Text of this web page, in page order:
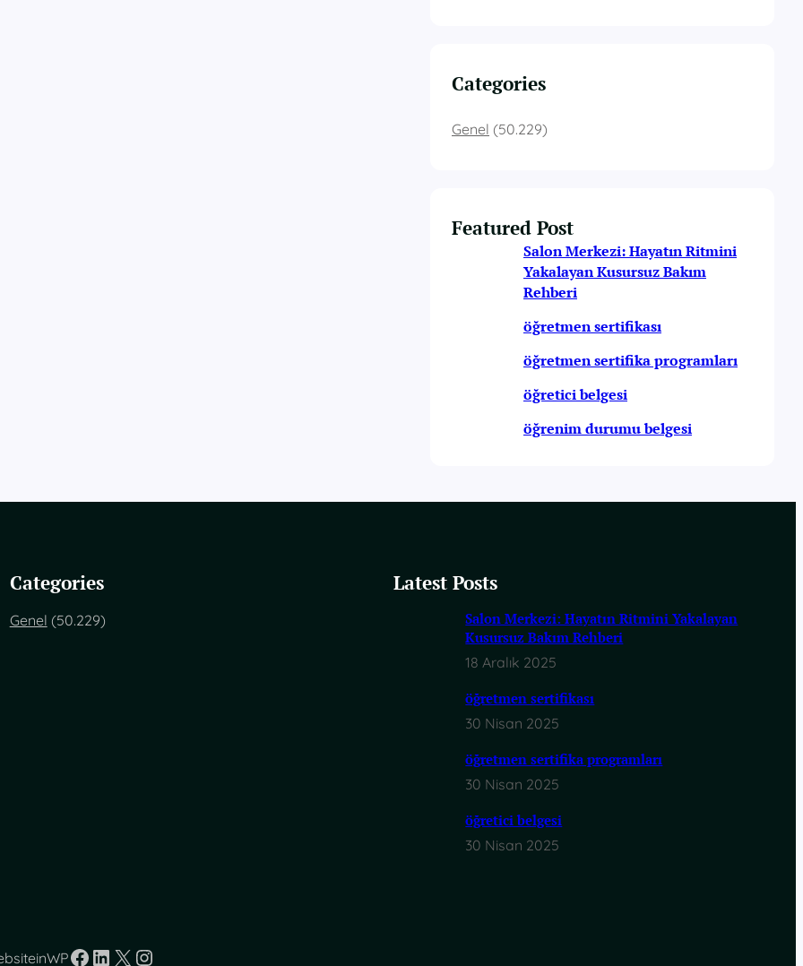
Categories
Genel (50.229)
Featured Post
Salon Merkezi: Hayatın Ritmini
Yakalayan Kusursuz Bakım
Rehberi
öğretmen sertifikası
öğretmen sertifika programları
öğretici belgesi
öğrenim durumu belgesi
Categories
Genel (50.229)
Latest Posts
Salon Merkezi: Hayatın Ritmini Yakalayan
Kusursuz Bakım Rehberi
18 Aralık 2025
öğretmen sertifikası
30 Nisan 2025
öğretmen sertifika programları
30 Nisan 2025
öğretici belgesi
30 Nisan 2025
Facebook
LinkedIn
X Instagram